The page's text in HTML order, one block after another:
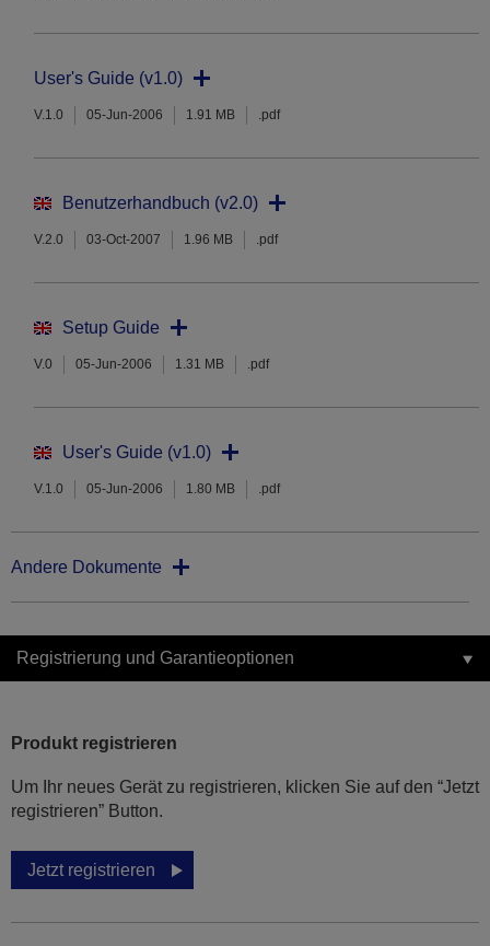
User's Guide (v1.0)
V.1.0 05-Jun-2006 1.91 MB .pdf
Benutzerhandbuch (v2.0)
V.2.0 03-Oct-2007 1.96 MB .pdf
Setup Guide
V.0 05-Jun-2006 1.31 MB .pdf
User's Guide (v1.0)
V.1.0 05-Jun-2006 1.80 MB .pdf
Andere Dokumente
Registrierung und Garantieoptionen
Produkt registrieren
Um Ihr neues Gerät zu registrieren, klicken Sie auf den “Jetzt
registrieren” Button.
Jetzt registrieren